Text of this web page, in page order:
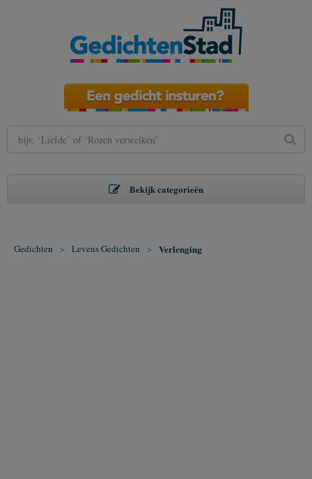
Bekijk categorieën
Gedichten > Levens Gedichten > Verlenging